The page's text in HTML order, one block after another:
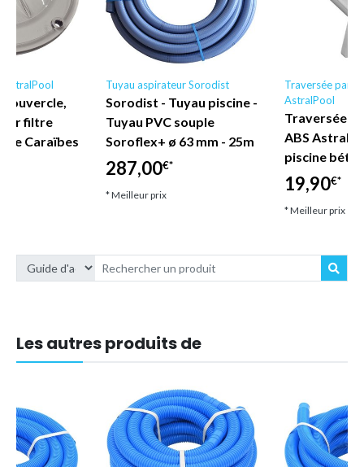
AstralPool
filtre
Caraïbes
Tuyau aspirateur Sorodist
Sorodist - Tuyau piscine -
Tuyau PVC souple
Soroflex+ ø 63 mm - 25m
287,00€*
* Meilleur prix
Traversée paroi
AstralPool
Traversée
ABS
piscine
19,90€*
* Meilleur prix
Les autres produits de